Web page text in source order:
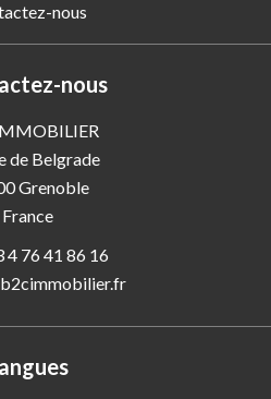
nous
nous
de Belgrade
Grenoble
France
4 76 41 86 16